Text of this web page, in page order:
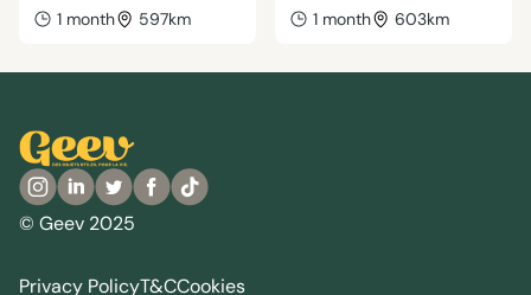
1 month 597km 1 month 603km
© Geev 2025
Privacy PolicyT&CCookies